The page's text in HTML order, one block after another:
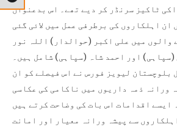
ٹاکیز سرنڈر کر دیے تھے۔ اس بدعنوان
ان اہلکاروں کی برطرفی عمل میں لائی گئی
والوں میں علی اکبر (حوالدار) اللہ نور
اور احمد شاہ (سپاہی) شامل ہیں۔
بلوچستان لیویز فورس نے اس فیصلے کو ان
ورانہ ذمہ داریوں میں ناکامی کی عکاسی
ایسے اقدامات اس بات کی وضاحت کرتے ہیں
سے پیشہ ورانہ معیار اور امانت